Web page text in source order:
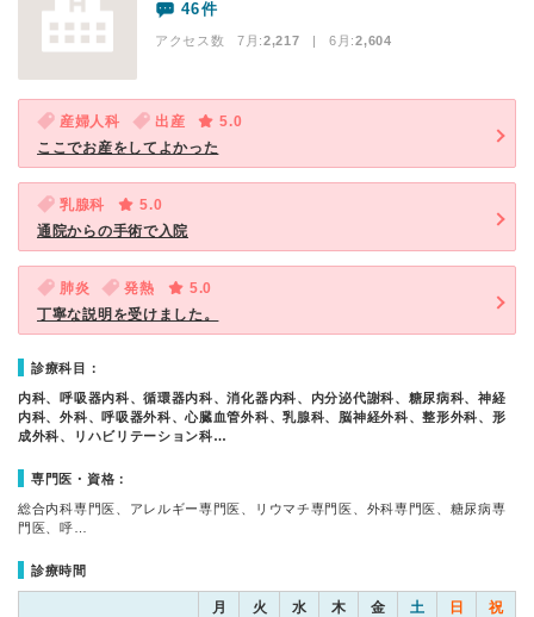
46件
アクセス数 7月:2,217 | 6月:2,604
産婦人科 出産
5.0
ここでお産をしてよかった
乳腺科
5.0
通院からの手術で入院
肺炎 発熱
5.0
丁寧な説明を受けました。
診療科目：
内科、呼吸器内科、循環器内科、消化器内科、内分泌代謝科、糖尿病科、神経
内科、外科、呼吸器外科、心臓血管外科、乳腺科、脳神経外科、整形外科、形
成外科、リハビリテーション科…
専門医・資格：
総合内科専門医、アレルギー専門医、リウマチ専門医、外科専門医、糖尿病専
門医、呼…
診療時間
月 火 水 木 金 土 日 祝